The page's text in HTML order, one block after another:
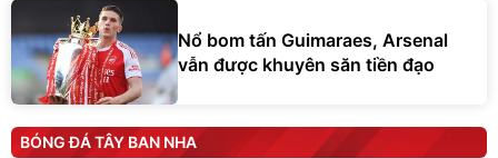
Nổ bom tấn Guimaraes, Arsenal
vẫn được khuyên săn tiền đạo
BÓNG ĐÁ TÂY BAN NHA